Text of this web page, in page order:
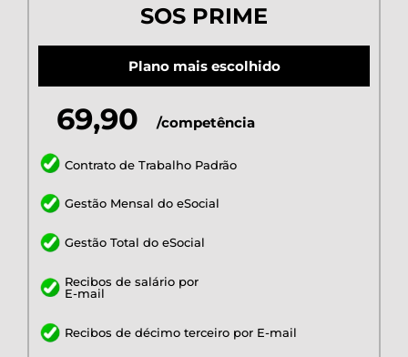
SOS PRIME
Plano mais escolhido
69,90 /competência
Contrato de Trabalho Padrão
Gestão Mensal do eSocial
Gestão Total do eSocial
Recibos de salário por
E-mail
Recibos de décimo terceiro por E-mail